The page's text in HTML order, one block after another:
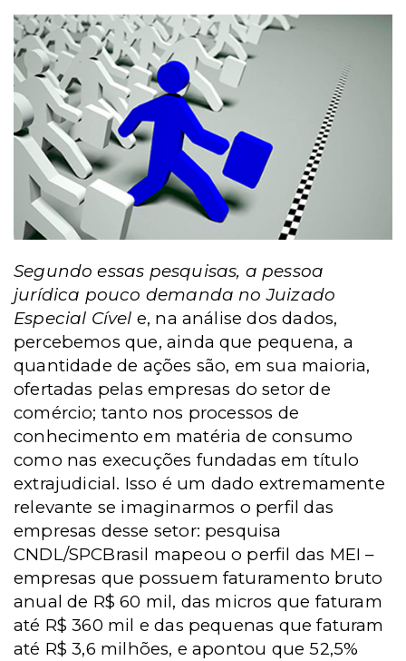
Segundo essas pesquisas, a pessoa
jurídica pouco demanda no Juizado
Especial Cível e, na análise dos dados,
percebemos que, ainda que pequena, a
quantidade de ações são, em sua maioria,
ofertadas pelas empresas do setor de
comércio; tanto nos processos de
conhecimento em matéria de consumo
como nas execuções fundadas em título
extrajudicial. Isso é um dado extremamente
relevante se imaginarmos o perfil das
empresas desse setor: pesquisa
CNDL/SPCBrasil mapeou o perfil das MEI –
empresas que possuem faturamento bruto
anual de R$ 60 mil, das micros que faturam
até R$ 360 mil e das pequenas que faturam
até R$ 3,6 milhões, e apontou que 52,5%